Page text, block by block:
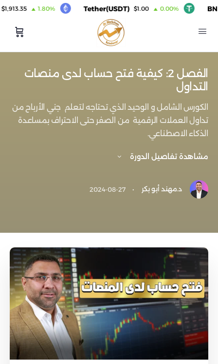
الفصل 2: كيفية فتح حساب لدى منصات
التداول
الكورس الشامل و الوحيد الذي تحتاجه لتعلم جني الأرباح من
تداول العملات الرقمية من الصفر حتى الاحتراف بمساعدة
الذكاء الاصطناعي.
مشاهدة تفاصيل الدورة
د.مهند أبو بكر ·
2024-08-27
1.80% Tether(USDT) $1.00 0.00%